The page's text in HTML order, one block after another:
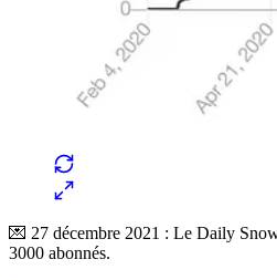
💌 27 décembre 2021 : Le Daily
3000 abonnés.